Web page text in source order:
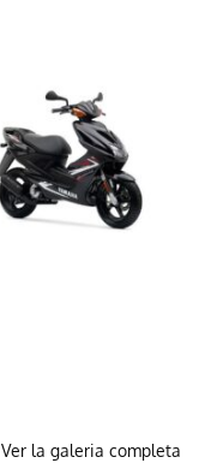
Ver la galeria completa